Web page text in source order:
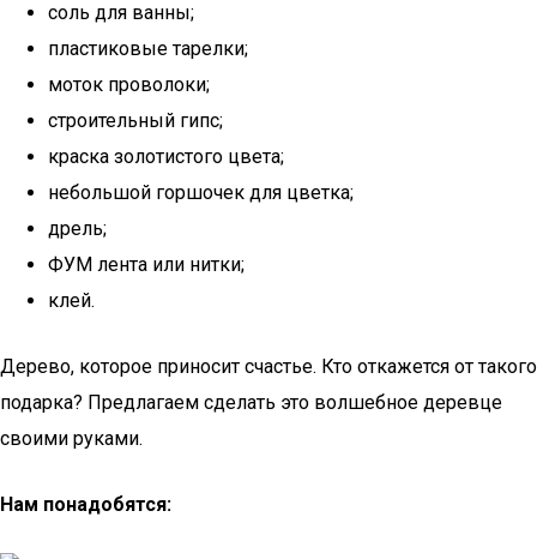
соль для ванны;
пластиковые тарелки;
моток проволоки;
строительный гипс;
краска золотистого цвета;
небольшой горшочек для цветка;
дрель;
ФУМ лента или нитки;
клей.
Дерево, которое приносит счастье. Кто откажется от такого
подарка? Предлагаем сделать это волшебное деревце
своими руками.
Нам понадобятся: